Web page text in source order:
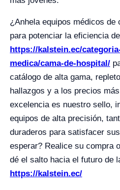
¿Anhela equipos médicos de
para potenciar la eficiencia
https://kalstein.ec/
medica/cama-de-hospital/
catálogo de alta gama,
hallazgos y a los precios
excelencia es nuestro sello,
equipos de alta precisión,
duraderos para satisfacer
esperar? Realice su compra
dé el salto hacia el futuro de
https://kalstein.ec/